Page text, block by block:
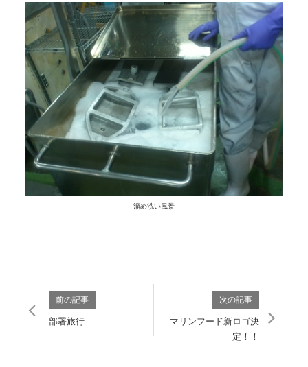
溜め洗い風景
前の記事
部署旅行
次の記事
マリンフード新ロゴ決
定！！